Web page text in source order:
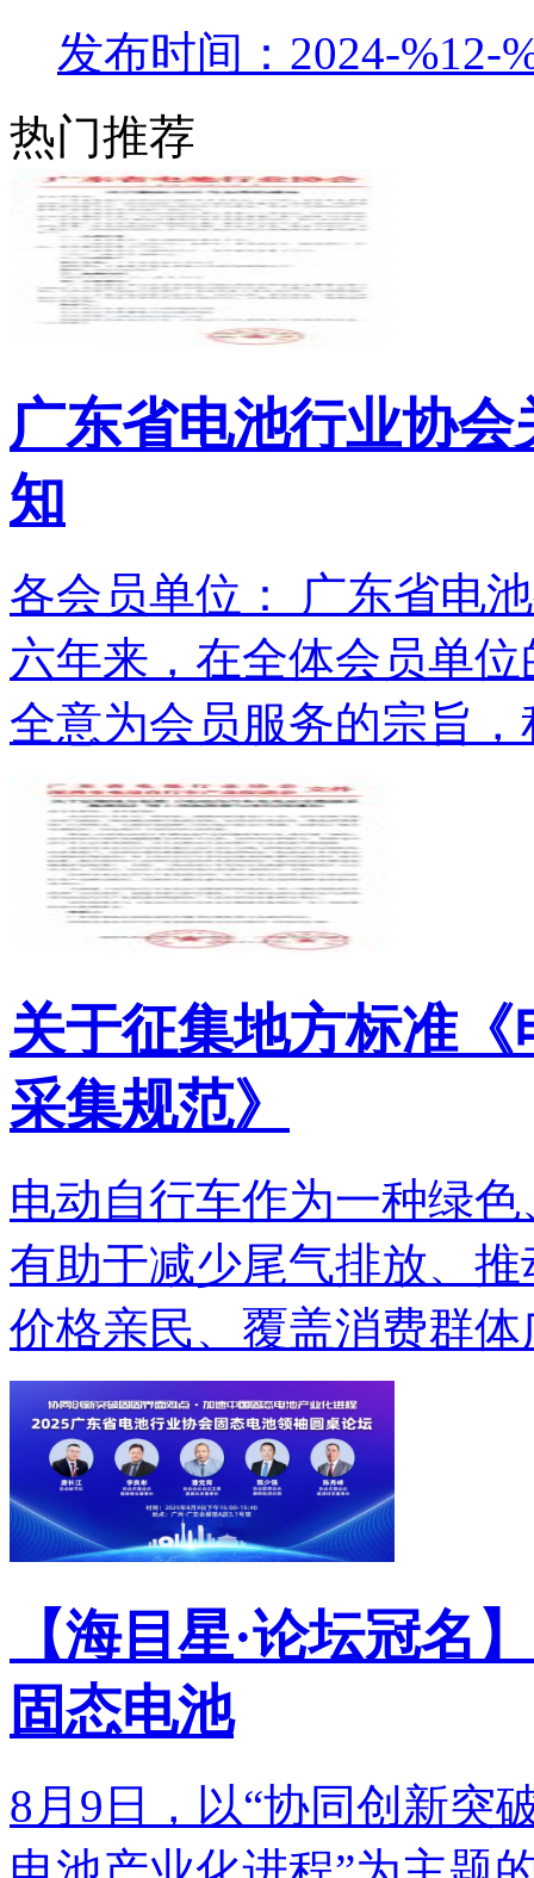
发布时间：2024-%12-
热门推荐
广东省电池行业协
知
各会员单位： 广东省电
六年来，在全体会员单
全意为会员服务的宗旨，
关于征集地方标准
采集规范》
电动自行车作为一种绿
有助于减少尾气排放、
价格亲民、覆盖消费群体
【海目星·论坛冠名
固态电池
8月9日，以“协同创新突